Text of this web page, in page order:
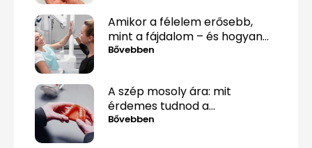
Amikor a félelem erősebb,
mint a fájdalom – és hogyan
lehet mégis túllépni rajta
Bővebben
A szép mosoly ára: mit
érdemes tudnod a
fogpótlásról, mielőtt döntesz?
Bővebben